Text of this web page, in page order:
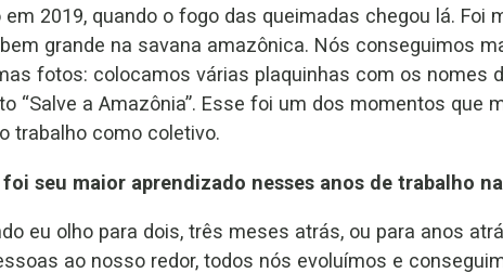
em 2019, quando o fogo das queimadas chegou lá.
grande na savana amazônica. Nós conseguimos
fotos: colocamos várias plaquinhas com os nomes
“Salve a Amazônia”. Esse foi um dos momentos
trabalho como coletivo.
foi seu maior aprendizado nesses anos de trabalho
eu olho para dois, três meses atrás, ou para anos
ao nosso redor, todos nós evoluímos e